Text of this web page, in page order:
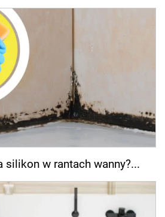
silikon w rantach wanny?...